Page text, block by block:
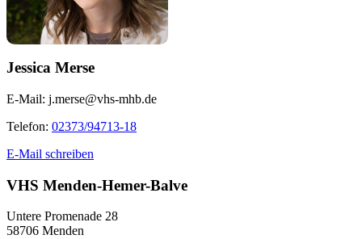
Jessica Merse
E-Mail: j.merse@vhs-mhb.de
Telefon: 02373/94713-18
E-Mail schreiben
VHS Menden-Hemer-Balve
Untere Promenade 28
58706 Menden